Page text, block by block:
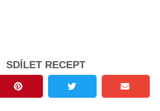
SDÍLET RECEPT